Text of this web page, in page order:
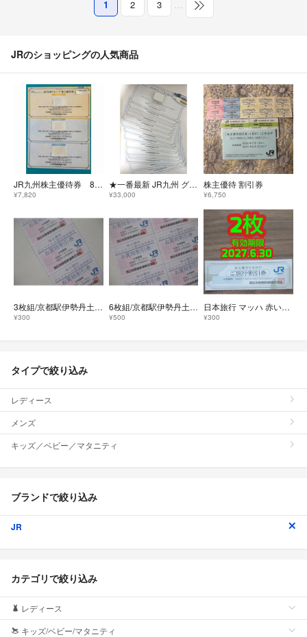
1 2 3 …
JRのショッピングの人気商品
JR九州株主優待券 8500円
¥7,820
★一番最新 JR九州 グループ株主優待券 35000円分(2500円×14枚)★株主優待
¥33,000
株主優待 割引券
¥6,750
3枚組/京都駅伊勢丹土産他のお買物★1割引券7/1～2027/6/30
¥300
6枚組/京都駅伊勢丹土産他のお買物★1割引券7/1～2027/6/30
¥500
日本旅行 マッハ 赤い風船 ベストエクセレント ベスト 割引券
¥300
タイプで絞り込み
レディース
メンズ
キッズ／ベビー／マタニティ
ブランドで絞り込み
JR
カテゴリで絞り込み
レディース
キッズ/ベビー/マタニティ